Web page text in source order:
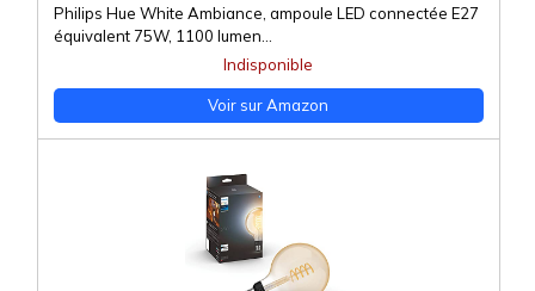
Philips Hue White Ambiance, ampoule LED connectée E27
équivalent 75W, 1100 lumen...
Indisponible
Voir sur Amazon